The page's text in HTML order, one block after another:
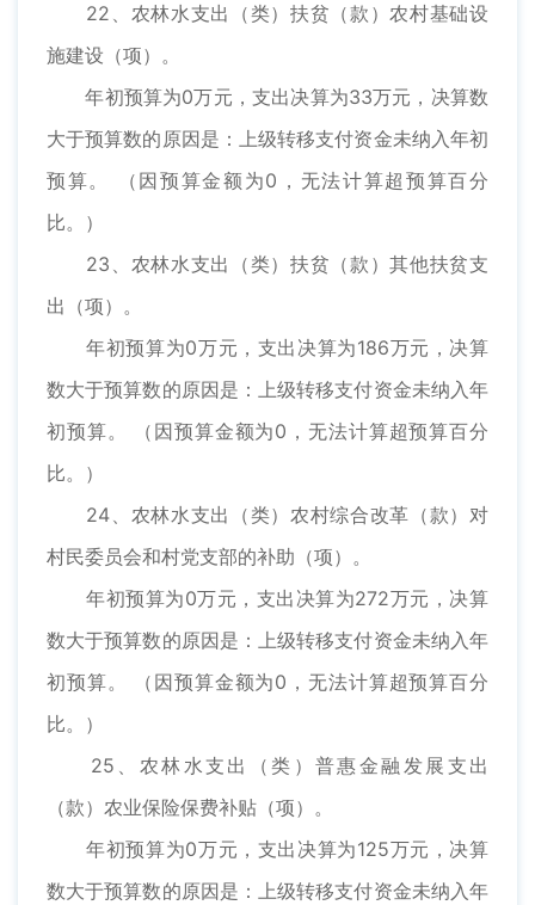
22、农林水支出（类）扶贫（款）农村基础设
施建设（项）。
年初预算为0万元，支出决算为33万元，决算数
大于预算数的原因是：上级转移支付资金未纳入年初
预算。 （因预算金额为0，无法计算超预算百分
比。）
23、农林水支出（类）扶贫（款）其他扶贫支
出（项）。
年初预算为0万元，支出决算为186万元，决算
数大于预算数的原因是：上级转移支付资金未纳入年
初预算。 （因预算金额为0，无法计算超预算百分
比。）
24、农林水支出（类）农村综合改革（款）对
村民委员会和村党支部的补助（项）。
年初预算为0万元，支出决算为272万元，决算
数大于预算数的原因是：上级转移支付资金未纳入年
初预算。 （因预算金额为0，无法计算超预算百分
比。）
25、农林水支出（类）普惠金融发展支出
（款）农业保险保费补贴（项）。
年初预算为0万元，支出决算为125万元，决算
数大于预算数的原因是：上级转移支付资金未纳入年